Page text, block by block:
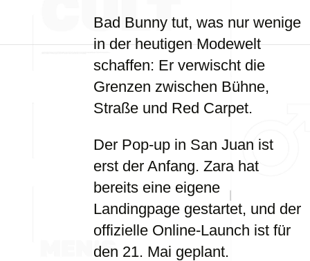
Bad Bunny tut, was nur wenige
in der heutigen Modewelt
schaffen: Er verwischt die
Grenzen zwischen Bühne,
Straße und Red Carpet.
Der Pop-up in San Juan ist
erst der Anfang. Zara hat
bereits eine eigene
Landingpage gestartet, und der
offizielle Online-Launch ist für
den 21. Mai geplant.